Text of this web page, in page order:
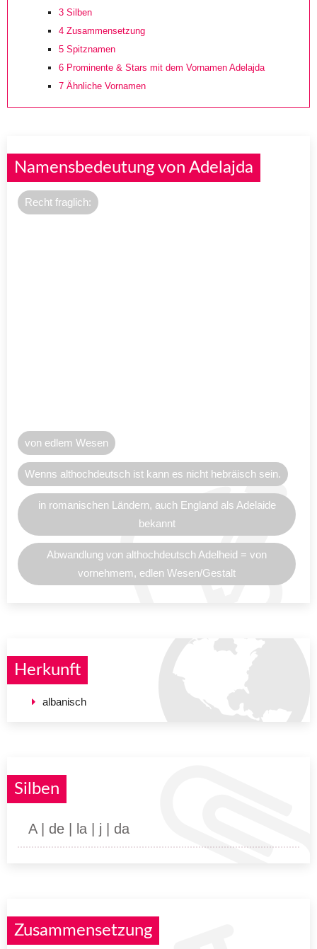
3 Silben
4 Zusammensetzung
5 Spitznamen
6 Prominente & Stars mit dem Vornamen Adelajda
7 Ähnliche Vornamen
Namensbedeutung von Adelajda
Recht fraglich:
von edlem Wesen
Wenns althochdeutsch ist kann es nicht hebräisch sein.
in romanischen Ländern, auch England als Adelaide
bekannt
Abwandlung von althochdeutsch Adelheid = von
vornehmem, edlen Wesen/Gestalt
Herkunft
albanisch
Silben
A | de | la | j | da
Zusammensetzung